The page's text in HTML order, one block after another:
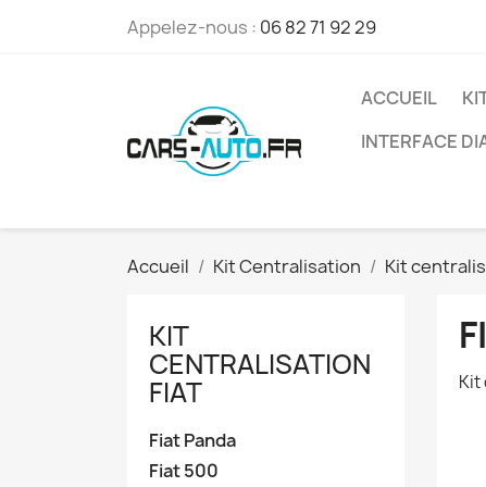
Appelez-nous : 06 82 71 92 29
ACCUEIL
INTERFACE
Accueil Kit Centralisation Kit
KIT
CENTRALISATION
FIAT
Fiat Panda
Fiat 500
Kit